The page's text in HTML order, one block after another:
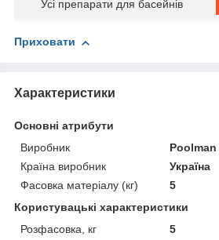
Усі препарати для басейнів
Приховати
Характеристики
Основні атрибути
Виробник
Poolman
Країна виробник
Україна
Фасовка матеріалу (кг)
5
Користувацькі характеристики
Розфасовка, кг
5